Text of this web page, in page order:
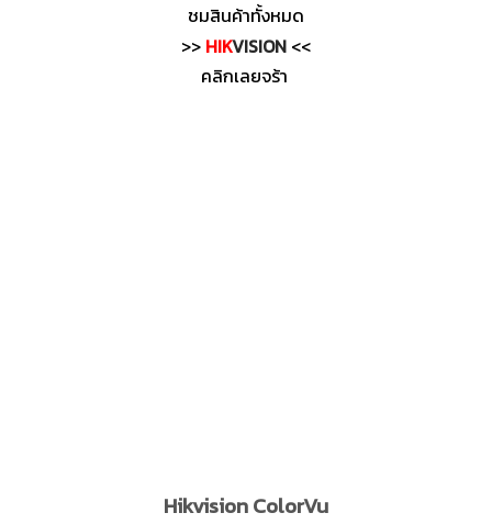
ชมสินค้าทั้งหมด
>> HIKVISION <<
คลิกเลยจร้า
Hikvision ColorVu